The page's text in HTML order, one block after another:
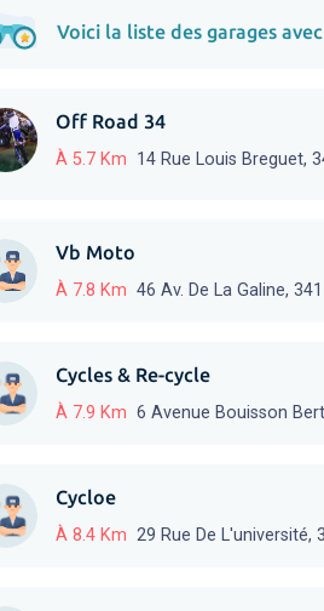
Voici la liste des garages
Off Road 34
À 5.7 Km 14 Rue Louis Breguet,
Vb Moto
À 7.8 Km 46 Av. De La Galine,
Cycles & Re-cycle
À 7.9 Km 6 Avenue Bouisson
Cycloe
À 8.4 Km 29 Rue De L'université,